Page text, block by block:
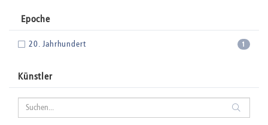
Epoche
1
20. Jahrhundert
Künstler